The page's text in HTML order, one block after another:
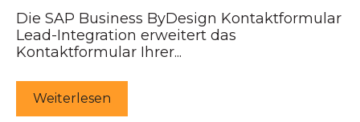
Die SAP Business ByDesign Kontaktformular
Lead-Integration erweitert das
Kontaktformular Ihrer...
Weiterlesen